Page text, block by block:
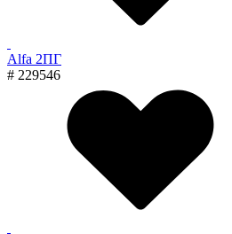
Alfa 2ПГ
# 229546